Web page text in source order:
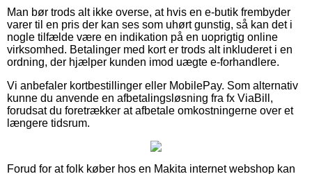
Man bør trods alt ikke overse, at hvis en e-butik frembyder
varer til en pris der kan ses som uhørt gunstig, så kan det i
nogle tilfælde være en indikation på en uoprigtig online
virksomhed. Betalinger med kort er trods alt inkluderet i en
ordning, der hjælper kunden imod uægte e-forhandlere.
Vi anbefaler kortbestillinger eller MobilePay. Som alternativ
kunne du anvende en afbetalingsløsning fra fx ViaBill,
forudsat du foretrækker at afbetale omkostningerne over et
længere tidsrum.
Forud for at folk køber hos en Makita internet webshop kan